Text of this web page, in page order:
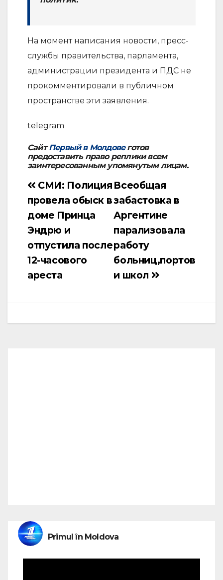
На момент написания новости, пресс-
службы правительства, парламента,
администрации президента и ПДС не
прокомментировали в публичном
пространстве эти заявления.
telegram
СайтПервый в Молдовеготов
предоставить право реплики всем
заинтересованным упомянутым лицам.
Навигация
по
записям
Всеобщая
забастовка в
Аргентине
парализовала
работу
больниц,портов
и школ
СМИ: Полиция
провела обыск в
доме Принца
Эндрю и
отпустила после
12-часового
ареста
Primul în Moldova